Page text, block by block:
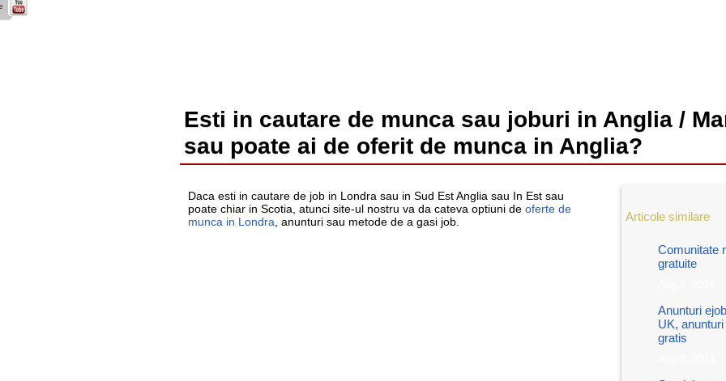
Esti in cautare de munca sau joburi in Anglia /
sau poate ai de oferit de munca in Anglia?
Daca esti in cautare de job in Londra sau in Sud Est Anglia sau In Est sau
poate chiar in Scotia, atunci site-ul nostru va da cateva optiuni de oferte de
munca in Londra , anunturi sau metode de a gasi job. Articole similare
Comunitate
gratuite
Anunturi
UK,
gratis